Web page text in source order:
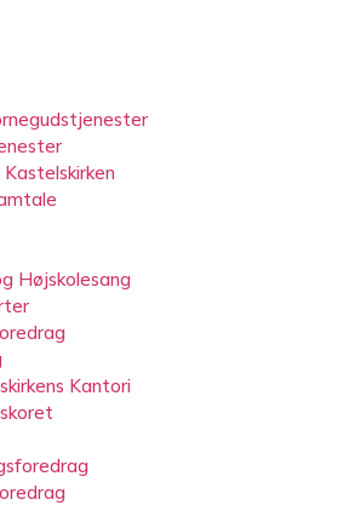
Højskolesang
Kantori